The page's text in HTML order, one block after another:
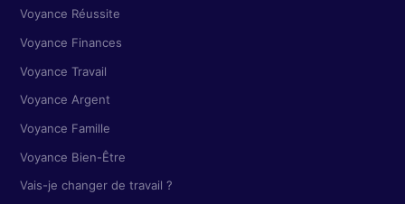
Voyance Réussite
Voyance Finances
Voyance Travail
Voyance Argent
Voyance Famille
Voyance Bien-Être
Vais-je changer de travail ?